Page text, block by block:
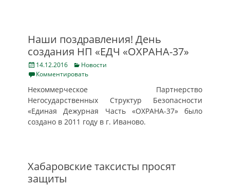
Наши поздравления! День
создания НП «ЕДЧ «ОХРАНА-37»
Posted
on
14.12.2016 Categories
Новости
Комментировать
Некоммерческое Партнерство
Негосударственных Структур Безопасности
«Единая Дежурная Часть «ОХРАНА-37» было
создано в 2011 году в г. Иваново.
Хабаровские таксисты просят
защиты